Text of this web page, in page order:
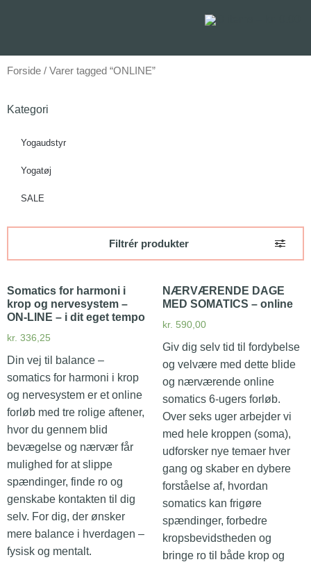
Forside / Varer tagged “ONLINE”
Kategori
Yogaudstyr
Yogatøj
SALE
Filtrér produkter
Somatics for harmoni i
krop og nervesystem –
ON-LINE – i dit eget tempo
kr. 336,25
Din vej til balance –
somatics for harmoni i krop
og nervesystem er et online
forløb med tre rolige aftener,
hvor du gennem blid
bevægelse og nærvær får
mulighed for at slippe
spændinger, finde ro og
genskabe kontakten til dig
selv. For dig, der ønsker
mere balance i hverdagen –
fysisk og mentalt.
NÆRVÆRENDE DAGE
MED SOMATICS – online
kr. 590,00
Giv dig selv tid til fordybelse
og velvære med dette blide
og nærværende online
somatics 6-ugers forløb.
Over seks uger arbejder vi
med hele kroppen (soma),
udforsker nye temaer hver
gang og skaber en dybere
forståelse af, hvordan
somatics kan frigøre
spændinger, forbedre
kropsbevidstheden og
bringe ro til både krop og